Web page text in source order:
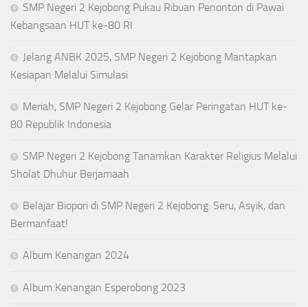
SMP Negeri 2 Kejobong Pukau Ribuan Penonton di Pawai
Kebangsaan HUT ke-80 RI
Jelang ANBK 2025, SMP Negeri 2 Kejobong Mantapkan
Kesiapan Melalui Simulasi
Meriah, SMP Negeri 2 Kejobong Gelar Peringatan HUT ke-
80 Republik Indonesia
SMP Negeri 2 Kejobong Tanamkan Karakter Religius Melalui
Sholat Dhuhur Berjamaah
Belajar Biopori di SMP Negeri 2 Kejobong: Seru, Asyik, dan
Bermanfaat!
Album Kenangan 2024
Album Kenangan Esperobong 2023